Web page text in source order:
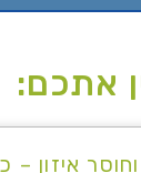
אתכם:
איזון